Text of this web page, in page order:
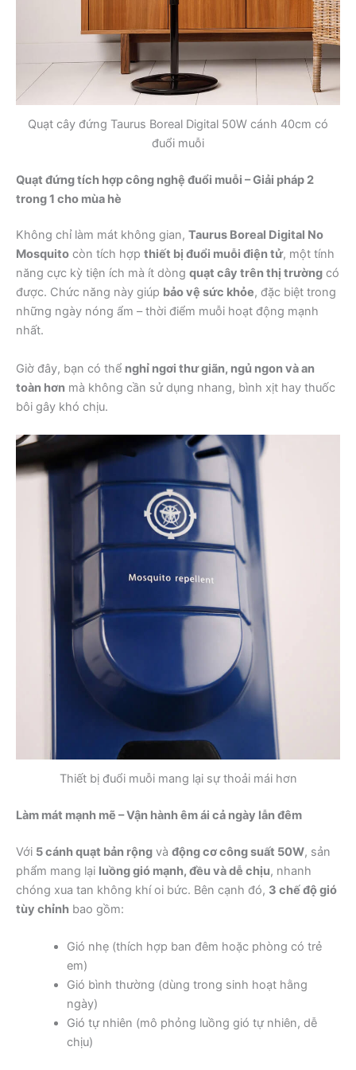
Quạt cây đứng Taurus Boreal Digital 50W cánh 40cm có
đuổi muỗi
Quạt đứng tích hợp công nghệ đuổi muỗi – Giải pháp 2
trong 1 cho mùa hè
Không chỉ làm mát không gian, Taurus Boreal Digital No
Mosquito còn tích hợp thiết bị đuổi muỗi điện tử, một tính
năng cực kỳ tiện ích mà ít dòng quạt cây trên thị trường có
được. Chức năng này giúp bảo vệ sức khỏe, đặc biệt trong
những ngày nóng ẩm – thời điểm muỗi hoạt động mạnh
nhất.
Giờ đây, bạn có thể nghỉ ngơi thư giãn, ngủ ngon và an
toàn hơn mà không cần sử dụng nhang, bình xịt hay thuốc
bôi gây khó chịu.
Thiết bị đuổi muỗi mang lại sự thoải mái hơn
Làm mát mạnh mẽ – Vận hành êm ái cả ngày lẫn đêm
Với 5 cánh quạt bản rộng và động cơ công suất 50W, sản
phẩm mang lại luồng gió mạnh, đều và dễ chịu, nhanh
chóng xua tan không khí oi bức. Bên cạnh đó, 3 chế độ gió
tùy chỉnh bao gồm:
Gió nhẹ (thích hợp ban đêm hoặc phòng có trẻ
em)
Gió bình thường (dùng trong sinh hoạt hằng
ngày)
Gió tự nhiên (mô phỏng luồng gió tự nhiên, dễ
chịu)